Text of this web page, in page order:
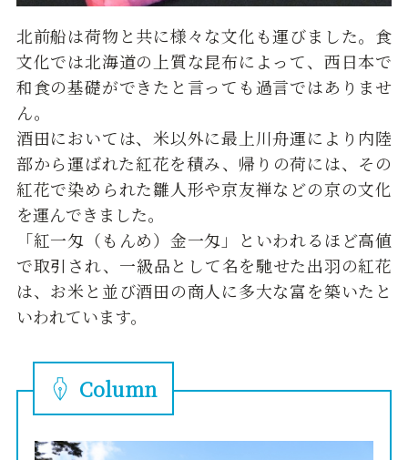
北前船は荷物と共に様々な文化も運びました。食
文化では北海道の上質な昆布によって、西日本で
和食の基礎ができたと言っても過言ではありませ
ん。
酒田においては、米以外に最上川舟運により内陸
部から運ばれた紅花を積み、帰りの荷には、その
紅花で染められた雛人形や京友禅などの京の文化
を運んできました。
「紅一匁（もんめ）金一匁」といわれるほど高値
で取引され、一級品として名を馳せた出羽の紅花
は、お米と並び酒田の商人に多大な富を築いたと
いわれています。
Column